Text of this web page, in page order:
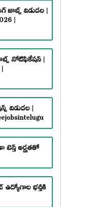
జాబ్స్ విడుదల |
|
నోటిఫికేషన్ |
విడుదల |
టెన్త్ అర్హతతో
ఉద్యోగాల భర్తీకి